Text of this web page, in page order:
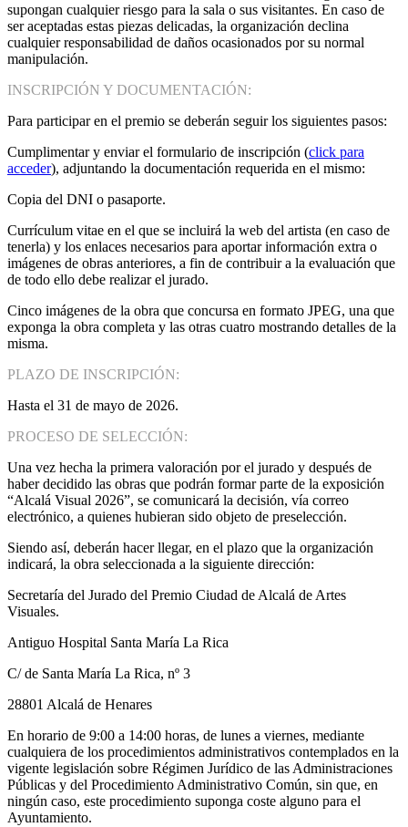
supongan cualquier riesgo para la sala o sus visitantes. En caso de
ser aceptadas estas piezas delicadas, la organización declina
cualquier responsabilidad de daños ocasionados por su normal
manipulación.
INSCRIPCIÓN Y DOCUMENTACIÓN:
Para participar en el premio se deberán seguir los siguientes pasos:
Cumplimentar y enviar el formulario de inscripción (click para
acceder), adjuntando la documentación requerida en el mismo:
Copia del DNI o pasaporte.
Currículum vitae en el que se incluirá la web del artista (en caso de
tenerla) y los enlaces necesarios para aportar información extra o
imágenes de obras anteriores, a fin de contribuir a la evaluación que
de todo ello debe realizar el jurado.
Cinco imágenes de la obra que concursa en formato JPEG, una que
exponga la obra completa y las otras cuatro mostrando detalles de la
misma.
PLAZO DE INSCRIPCIÓN:
Hasta el 31 de mayo de 2026.
PROCESO DE SELECCIÓN:
Una vez hecha la primera valoración por el jurado y después de
haber decidido las obras que podrán formar parte de la exposición
“Alcalá Visual 2026”, se comunicará la decisión, vía correo
electrónico, a quienes hubieran sido objeto de preselección.
Siendo así, deberán hacer llegar, en el plazo que la organización
indicará, la obra seleccionada a la siguiente dirección:
Secretaría del Jurado del Premio Ciudad de Alcalá de Artes
Visuales.
Antiguo Hospital Santa María La Rica
C/ de Santa María La Rica, nº 3
28801 Alcalá de Henares
En horario de 9:00 a 14:00 horas, de lunes a viernes, mediante
cualquiera de los procedimientos administrativos contemplados en la
vigente legislación sobre Régimen Jurídico de las Administraciones
Públicas y del Procedimiento Administrativo Común, sin que, en
ningún caso, este procedimiento suponga coste alguno para el
Ayuntamiento.